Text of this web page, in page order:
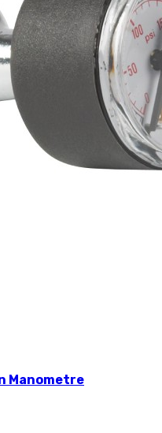
Manometre